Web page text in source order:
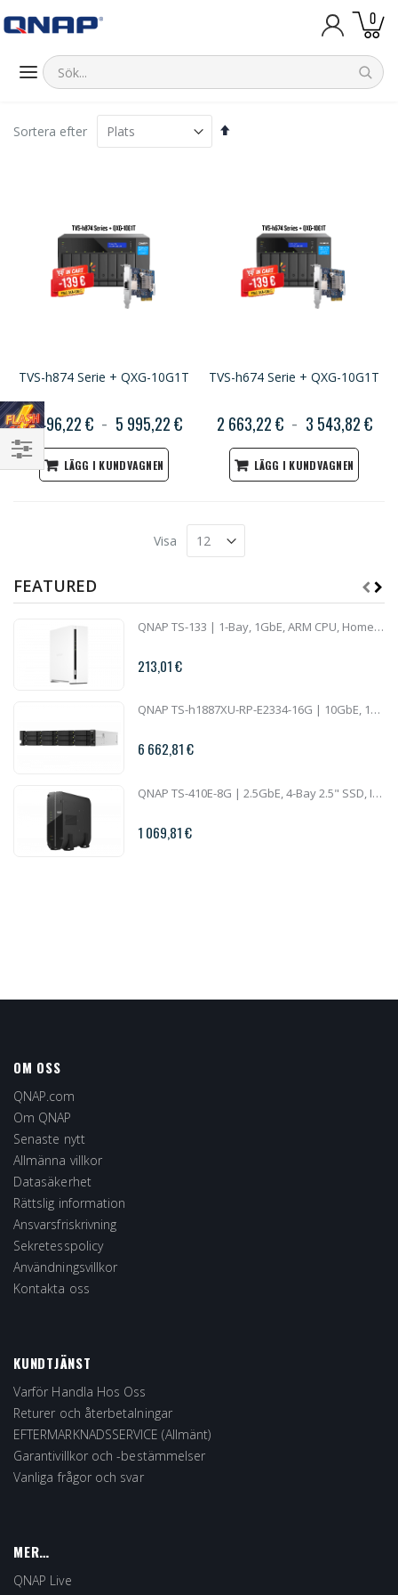
0
Sortera efter
Sätt
TVS-h874 Serie + QXG-10G1T
3 496,22 € 5 995,22 €
LÄGG I KUNDVAGNEN
TVS-h674 Serie + QXG-10G1T
2 663,22 € 3 543,82 €
LÄGG I KUNDVAGNEN
Visa
Handla
FEATURED
QNAP TS-133 | 1-Bay, 1GbE, ARM CPU, Home NAS
213,01 €
QNAP TS-h1887XU-RP-E2334-16G | 10GbE, 18-Bay, ZFS, Intel Xeon CPU, 16GB RAM, PCIe Slots, Redundant Power, 2U Rackmount
6 662,81 €
QNAP TS-410E-8G | 2.5GbE, 4-Bay 2.5" SSD, Intel CPU, 8GB RAM, Silent NAS
1 069,81 €
OM OSS
QNAP.com
Om QNAP
Senaste nytt
Allmänna villkor
Datasäkerhet
Rättslig information
Ansvarsfriskrivning
Sekretesspolicy
Användningsvillkor
Kontakta oss
KUNDTJÄNST
Varför Handla Hos Oss
Returer och återbetalningar
EFTERMARKNADSSERVICE (Allmänt)
Garantivillkor och -bestämmelser
Vanliga frågor och svar
MER…
QNAP Live